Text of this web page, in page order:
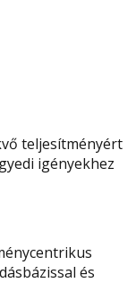
teljesítményért
igényekhez
és